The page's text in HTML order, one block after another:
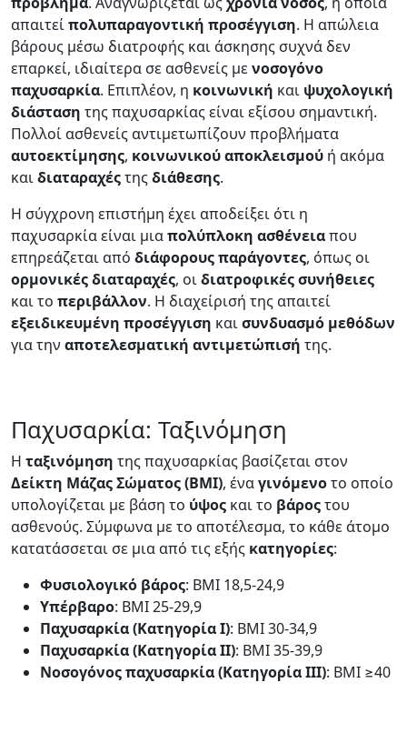
απαιτείπολυπαραγοντική προσέγγιση. Η απώλεια
βάρους μέσω διατροφής και άσκησης συχνά δεν
επαρκεί, ιδιαίτερα σε ασθενείς μενοσογόνο
παχυσαρκία. Επιπλέον, η κοινωνική και ψυχολογική
διάσταση της παχυσαρκίας είναι εξίσου σημαντική.
Πολλοί ασθενείς αντιμετωπίζουν προβλήματα
αυτοεκτίμησης, κοινωνικούαποκλεισμού ή ακόμα
καιδιαταραχέςτηςδιάθεσης.
Η σύγχρονη επιστήμη έχει αποδείξει ότι η
παχυσαρκία είναι μιαπολύπλοκη ασθένειαπου
επηρεάζεται από διάφορουςπαράγοντες, όπως οι
ορμονικέςδιαταραχές, οιδιατροφικέςσυνήθειες
και το περιβάλλον. Η διαχείρισή της απαιτεί
εξειδικευμένη προσέγγιση καισυνδυασμό μεθόδων
για την αποτελεσματική αντιμετώπισή της.
Παχυσαρκία: Ταξινόμηση
Η ταξινόμηση της παχυσαρκίας βασίζεται στον
Δείκτη Μάζας Σώματος (BMI), έναγινόμενοτο οποίο
υπολογίζεται με βάση το ύψος και το βάροςτου
ασθενούς. Σύμφωνα με το αποτέλεσμα, το κάθε άτομο
κατατάσσεται σε μια από τις εξής κατηγορίες:
Φυσιολογικό βάρος: BMI 18,5-24,9
Υπέρβαρο: BMI 25-29,9
Παχυσαρκία (Κατηγορία Ι): BMI 30-34,9
Παχυσαρκία (Κατηγορία ΙΙ): BMI 35-39,9
Νοσογόνος παχυσαρκία (Κατηγορία ΙΙΙ): BMI ≥40